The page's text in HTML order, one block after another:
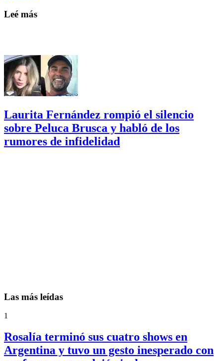
Leé más
Laurita Fernández rompió el silencio
sobre Peluca Brusca y habló de los
rumores de infidelidad
Las más leídas
1
Rosalía terminó sus cuatro shows en
Argentina y tuvo un gesto inesperado con